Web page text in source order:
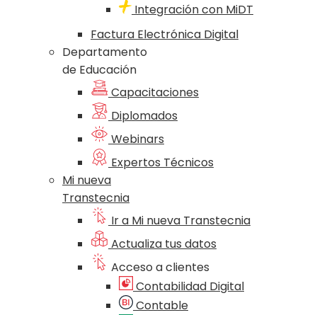
Integración con MiDT
Factura Electrónica Digital
Departamento
de Educación
Capacitaciones
Diplomados
Webinars
Expertos Técnicos
Mi nueva
Transtecnia
Ir a Mi nueva Transtecnia
Actualiza tus datos
Acceso a clientes
Contabilidad Digital
Contable